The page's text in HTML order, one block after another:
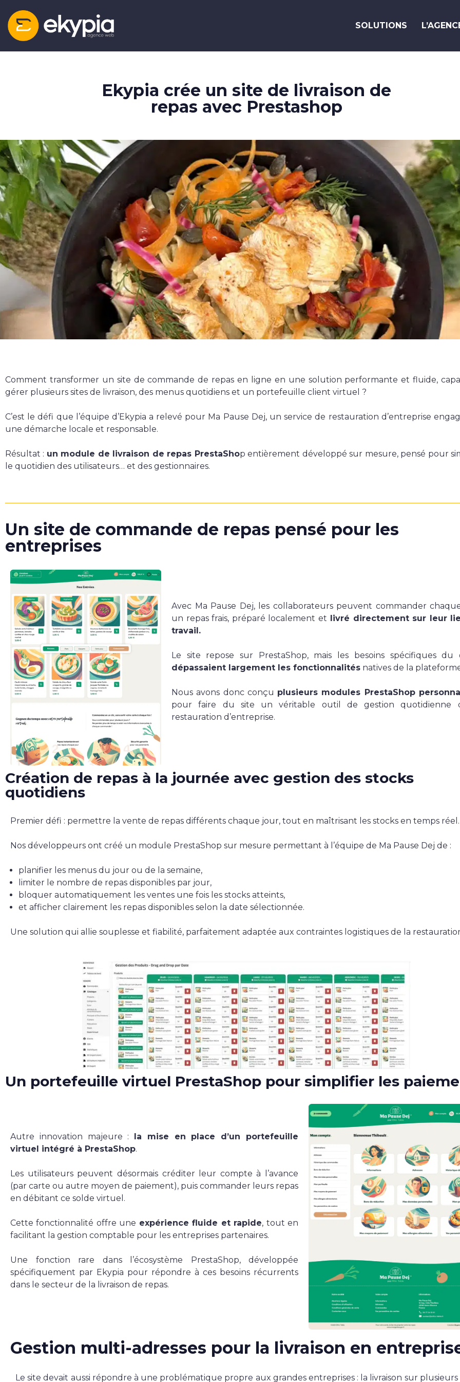
SOLUTIONS
Parlons-en !
Nos services
Sites internet
E-commerce
Vitrine
Webmarketing
Campagnes publicitaires
Applications
Applications web & mobiles
Savoir-faire
Nos réalisations
L’agence
L’agence
L’équipe
Notre histoire
Offres d’emploi
Ekypia crée un site de livraison de
repas avec Prestashop
Comment transformer un site de commande de repas en ligne en une solution performante et fluide,
gérer plusieurs sites de livraison, des menus quotidiens et un portefeuille client virtuel ?
C’est le défi que l’équipe d’Ekypia a relevé pour Ma Pause Dej, un service de restauration d’entreprise
une démarche locale et responsable.
Résultat : un module de livraison de repas PrestaShop entièrement développé sur mesure, pensé pour
le quotidien des utilisateurs… et des gestionnaires.
Un site de commande de repas pensé pour les
entreprises
Avec Ma Pause Dej, les collaborateurs peuvent commander
un repas frais, préparé localement et livré directement sur leur
travail.
Le site repose sur PrestaShop, mais les besoins spécifiques du
dépassaient largement les fonctionnalitésnatives de la
Nous avons donc conçu plusieurs modules PrestaShop
pour faire du site un véritable outil de gestion quotidienne
restauration d’entreprise.
Création de repas à la journée avec gestion des stocks
quotidiens
Premier défi : permettre la vente de repas différents chaque jour, tout en maîtrisant les stocks en temps réel.
Nos développeurs ont créé un module PrestaShop sur mesure permettant à l’équipe de Ma Pause Dej de :
planifier les menus du jour ou de la semaine,
limiter le nombre de repas disponibles par jour,
bloquer automatiquement les ventes une fois les stocks atteints,
et afficher clairement les repas disponibles selon la date sélectionnée.
Une solution qui allie souplesse et fiabilité, parfaitement adaptée aux contraintes logistiques de la
Un portefeuille virtuel PrestaShop pour simplifier les
Autre innovation majeure : la mise en place d’un portefeuille
virtuel intégré à PrestaShop.
Les utilisateurs peuvent désormais créditer leur compte à l’avance
(par carte ou autre moyen de paiement), puis commander leurs repas
en débitant ce solde virtuel.
Cette fonctionnalité offre une expérience fluide et rapide, tout en
facilitant la gestion comptable pour les entreprises partenaires.
Une fonction rare dans l’écosystème PrestaShop, développée
spécifiquement par Ekypia pour répondre à ces besoins récurrents
dans le secteur de la livraison de repas.
Gestion multi-adresses pour la livraison en
Le site devait aussi répondre à une problématique propre aux grandes entreprises : la livraison sur plusieurs